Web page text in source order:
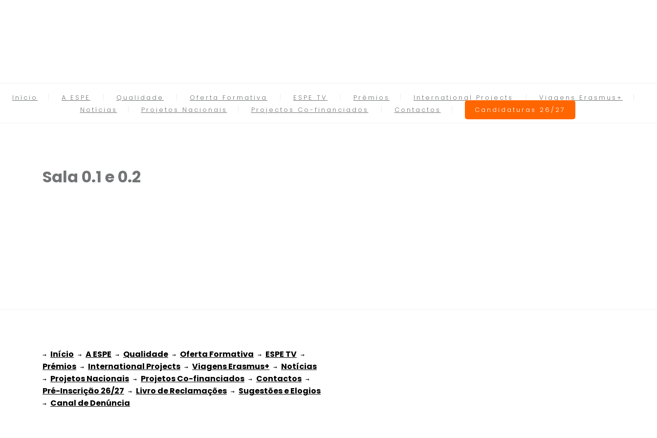
Início A ESPE Qualidade Oferta Formativa ESPE TV Prémios International Projects
Viagens Erasmus+
Notícias
Projetos Nacionais Projectos Co-financiados Contactos Candidaturas 26/27
Sala 0.1 e 0.2
→ Início → A ESPE → Qualidade → Oferta Formativa → ESPE TV
Prémios → International Projects → Viagens Erasmus+ → Notícias
→ Projetos Nacionais → Projetos Co-financiados → Contactos
Pré-Inscrição 26/27 → Livro de Reclamações → Sugestões e Elogios
→